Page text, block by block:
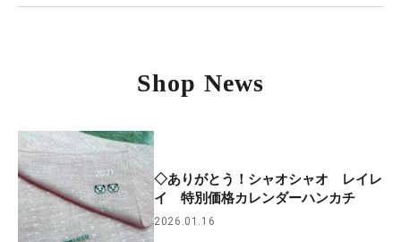
Shop News
◇ありがとう！シャオシャオ レイレ
イ 特別価格カレンダーハンカチ
2026.01.16